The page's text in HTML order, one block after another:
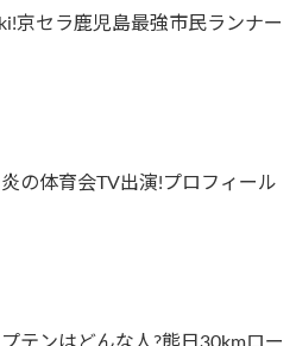
京セラ鹿児島最強市民ランナー
の体育会TV出演!プロフィール
テンはどんな人?熊日30kmロー